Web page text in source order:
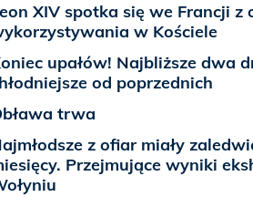
XIV spotka się we Francji z
w Kościele
upałów! Najbliższe dwa
od poprzednich
trwa
z ofiar miały
Przejmujące wyniki